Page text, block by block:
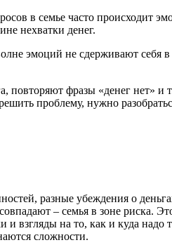
в семье часто происходит
нехватки денег.
эмоций не сдерживают себя
повторяют фразы «денег нет»
проблему, нужно
разные убеждения о
– семья в зоне риска.
взгляды на то, как и куда надо
сложности.